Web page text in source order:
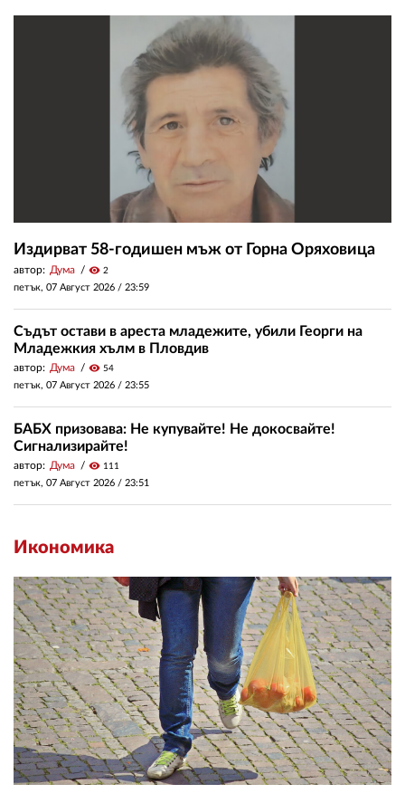
Издирват 58-годишен мъж от Горна Оряховица
автор: Дума visibility 2
петък, 07 Август 2026 / 23:59
Съдът остави в ареста младежите, убили Георги на
Младежкия хълм в Пловдив
автор: Дума visibility 54
петък, 07 Август 2026 / 23:55
БАБХ призовава: Не купувайте! Не докосвайте!
Сигнализирайте!
автор: Дума visibility 111
петък, 07 Август 2026 / 23:51
Икономика